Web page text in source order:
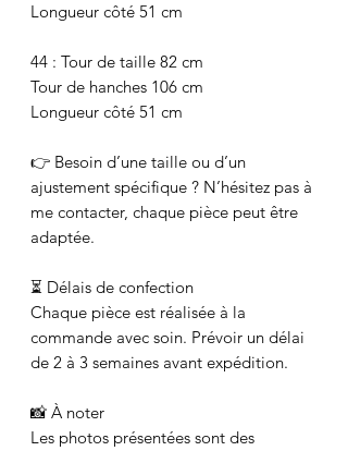
Longueur côté 51 cm
44 : Tour de taille 82 cm
Tour de hanches 106 cm
Longueur côté 51 cm
👉 Besoin d’une taille ou d’un
ajustement spécifique ? N’hésitez pas à
me contacter, chaque pièce peut être
adaptée.
⏳ Délais de confection
Chaque pièce est réalisée à la
commande avec soin. Prévoir un délai
de 2 à 3 semaines avant expédition.
📸 À noter
Les photos présentées sont des